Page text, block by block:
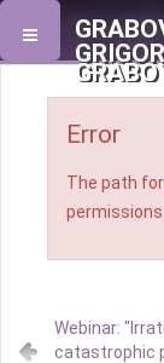
Error
The path
permissions
Webinar:
catastrophic